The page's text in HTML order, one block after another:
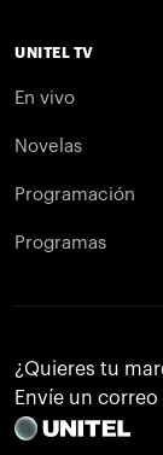
UNITEL TV
En vivo
Novelas
Programación
Programas
¿Quieres tu
Envíe un